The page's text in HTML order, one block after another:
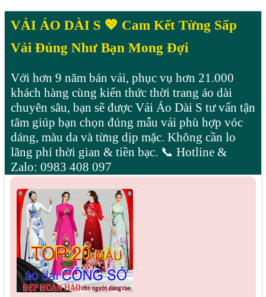
VẢI ÁO DÀI S 💖 Cam Kết Từng Sấp
Vải Đúng Như Bạn Mong Đợi
Với hơn 9 năm bán vải, phục vụ hơn 21.000
khách hàng cùng kiến thức thời trang áo dài
chuyên sâu, bạn sẽ được Vải Áo Dài S tư vấn tận
tâm giúp bạn chọn đúng mẫu vải phù hợp vóc
dáng, màu da và từng dịp mặc. Không cần lo
lãng phí thời gian & tiền bạc. 📞 Hotline &
Zalo: 0983 408 097